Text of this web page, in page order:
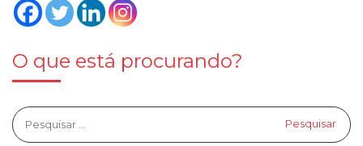
O que está procurando?